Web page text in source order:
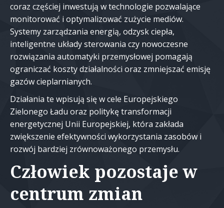
coraz częściej inwestują w technologie pozwalające
monitorować i optymalizować zużycie mediów.
Systemy zarządzania energią, odzysk ciepła,
inteligentne układy sterowania czy nowoczesne
rozwiązania automatyki przemysłowej pomagają
ograniczać koszty działalności oraz zmniejszać emisję
gazów cieplarnianych.
Działania te wpisują się w cele Europejskiego
Zielonego Ładu oraz politykę transformacji
energetycznej Unii Europejskiej, która zakłada
zwiększenie efektywności wykorzystania zasobów i
rozwój bardziej zrównoważonego przemysłu.
Człowiek pozostaje w
centrum zmian